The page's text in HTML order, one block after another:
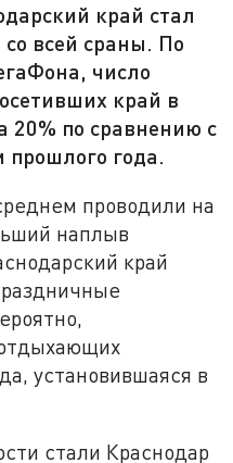
край стал
всей сраны. По
число
край в
20% по сравнению с
года.
проводили на
наплыв
край
установившаяся в
стали Краснодар